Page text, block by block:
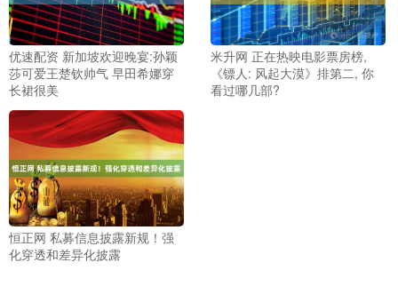
优速配资 新加坡欢迎晚宴:孙颖
莎可爱王楚钦帅气 早田希娜穿
长裙很美
米升网 正在热映电影票房榜,
《镖人: 风起大漠》排第二, 你
看过哪几部?
恒正网 私募信息披露新规！强
化穿透和差异化披露